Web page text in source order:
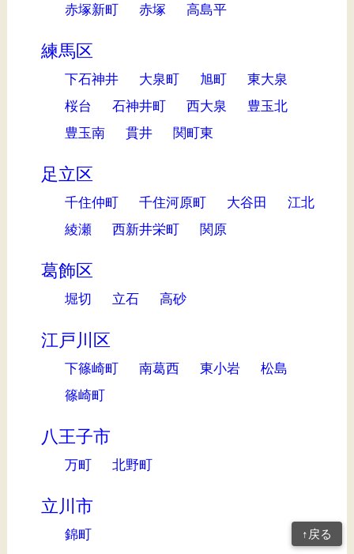
赤塚新町
赤塚 高島平
練馬区
下石神井 大泉町 旭町
東大泉
桜台
石神井町 西大泉
豊玉北
豊玉南
貫井 関町東
足立区
千住仲町 千住河原町 大谷田
江北
綾瀬
西新井栄町 関原
葛飾区
堀切 立石 高砂
江戸川区
下篠崎町 南葛西 東小岩
松島
篠崎町
八王子市
万町 北野町
立川市
錦町 ↑戻る